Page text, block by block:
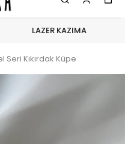
LAZER KAZIMA
Seri Kıkırdak Küpe